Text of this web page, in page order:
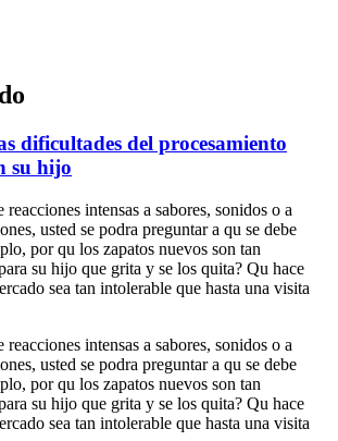
dificultades del procesamiento
su hijo
reacciones intensas a sabores, sonidos o a
usted se podra preguntar a qu se debe
por qu los zapatos nuevos son tan
su hijo que grita y se los quita? Qu hace
sea tan intolerable que hasta una visita
reacciones intensas a sabores, sonidos o a
usted se podra preguntar a qu se debe
por qu los zapatos nuevos son tan
su hijo que grita y se los quita? Qu hace
sea tan intolerable que hasta una visita